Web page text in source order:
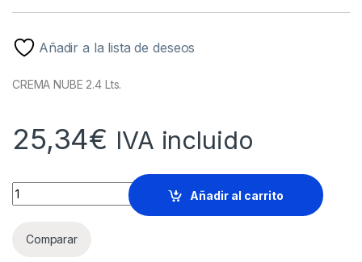
Añadir a la lista de deseos
CREMA NUBE 2.4 Lts.
25,34€ IVA incluido
CREMA NUBE 2,4 Litros quantity
Añadir al carrito
Comparar